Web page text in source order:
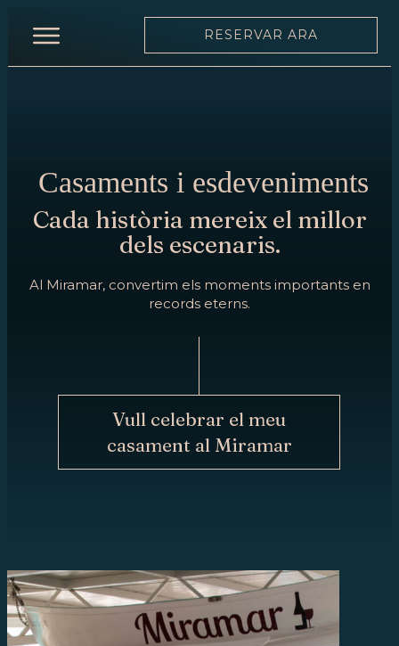
INICI
CARTA
VINS
RESERVAR ARA
Casaments i esdeveniments
Cada història mereix el millor
dels escenaris.
Al Miramar, convertim els moments importants en
records eterns.
Vull celebrar el meu
casament al Miramar